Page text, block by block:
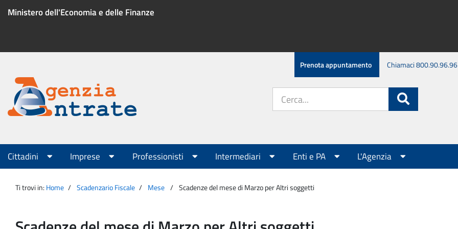
Ministero dell'Economia e delle Finanze
Menu
servizio
Prenota appuntamento Chiamaci 800.90.96.96
Agenzia
Entrate
sito:
Menu
principale
Cittadini Imprese Professionisti Intermediari Enti e PA L'Agenzia
Ti trovi in: Home Scadenzario Fiscale Mese Scadenze del mese di Marzo per Altri soggetti